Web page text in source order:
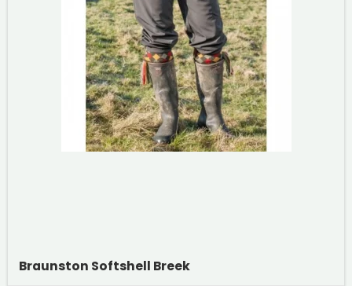
Braunston Softshell Breek